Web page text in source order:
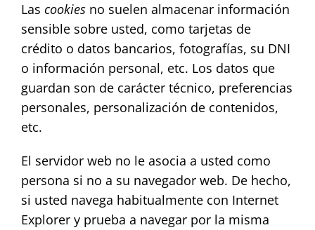
Las cookies no suelen almacenar información
sensible sobre usted, como tarjetas de
crédito o datos bancarios, fotografías, su DNI
o información personal, etc. Los datos que
guardan son de carácter técnico, preferencias
personales, personalización de contenidos,
etc.
El servidor web no le asocia a usted como
persona si no a su navegador web. De hecho,
si usted navega habitualmente con Internet
Explorer y prueba a navegar por la misma